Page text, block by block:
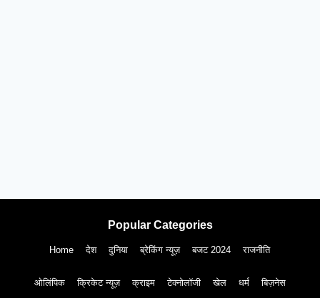
Popular Categories
Home देश दुनिया ब्रेकिंग न्यूज़ बजट 2024 राजनीति
ओलिंपिक क्रिकेट न्यूज़ क्राइम टेक्नोलॉजी खेल धर्म बिज़नेस